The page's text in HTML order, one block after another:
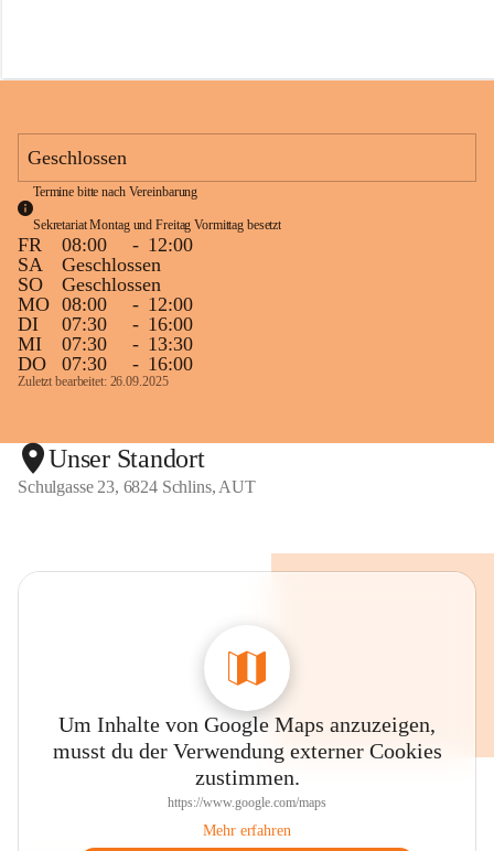
n
Geschlossen
Termine bitte nach Vereinbarung
Sekretariat Montag und Freitag Vormittag besetzt
FR 08:00 - 12:00
SA
Geschlossen
SO
Geschlossen
MO 08:00 - 12:00
DI
07:30 - 16:00
MI
07:30 - 13:30
DO
07:30 - 16:00
Zuletzt bearbeitet: 26.09.2025
Unser Standort
Schulgasse 23, 6824 Schlins, AUT
Um Inhalte von Google Maps anzuzeigen,
musst du der Verwendung externer Cookies
zustimmen.
https://www.google.com/maps
Mehr erfahren